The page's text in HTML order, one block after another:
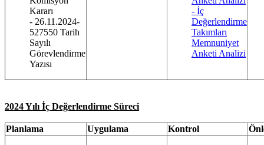
Kararı
- 26.11.2024-
527550 Tarih
Sayılı
Görevlendirme
Yazısı
- İç
Değerlendirme
Takımları
Memnuniyet
Anketi Analizi
2024 Yılı İç Değerlendirme Süreci
Planlama Uygulama Kontrol